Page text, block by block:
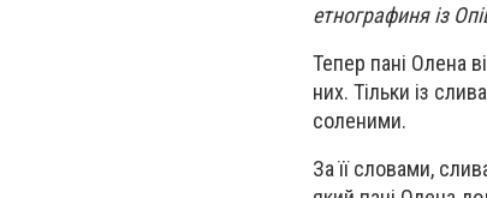
етнографиня із
Тепер пані Олена
них. Тільки із
соленими.
За її словами,